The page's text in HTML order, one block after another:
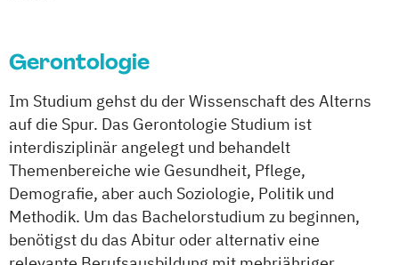
Gerontologie
Im Studium gehst du der Wissenschaft des Alterns
auf die Spur. Das Gerontologie Studium ist
interdisziplinär angelegt und behandelt
Themenbereiche wie Gesundheit, Pflege,
Demografie, aber auch Soziologie, Politik und
Methodik. Um das Bachelorstudium zu beginnen,
benötigst du das Abitur oder alternativ eine